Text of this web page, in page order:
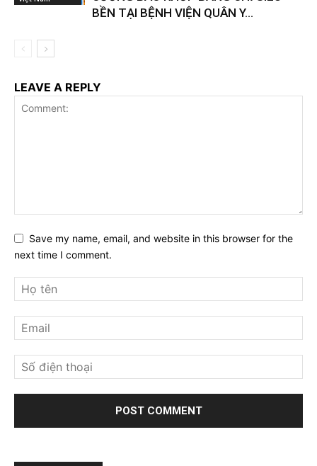
BỀN TẠI BỆNH VIỆN QUÂN Y...
LEAVE A REPLY
Save my name, email, and website in this browser for the
next time I comment.